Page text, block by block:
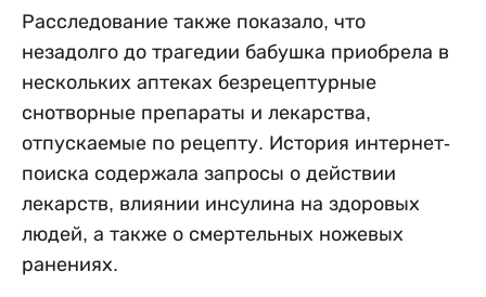
Расследование также показало, что
незадолго до трагедии бабушка приобрела в
нескольких аптеках безрецептурные
снотворные препараты и лекарства,
отпускаемые по рецепту. История интернет-
поиска содержала запросы о действии
лекарств, влиянии инсулина на здоровых
людей, а также о смертельных ножевых
ранениях.